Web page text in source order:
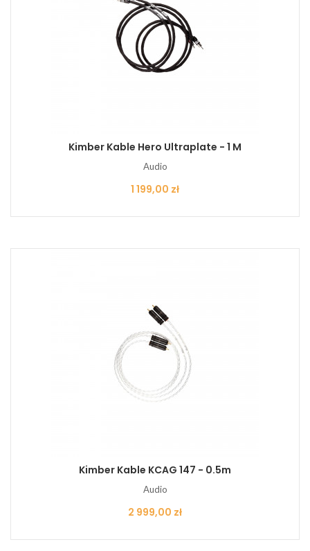
Kimber Kable Hero Ultraplate - 1 M
Audio
Cena
1 199,00 zł
Kimber Kable KCAG 147 - 0.5m
Audio
Cena
2 999,00 zł